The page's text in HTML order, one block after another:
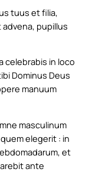
tuus et filia,
pupillus
celebrabis in loco
Dominus Deus
manuum
masculinum
elegerit : in
et
ante